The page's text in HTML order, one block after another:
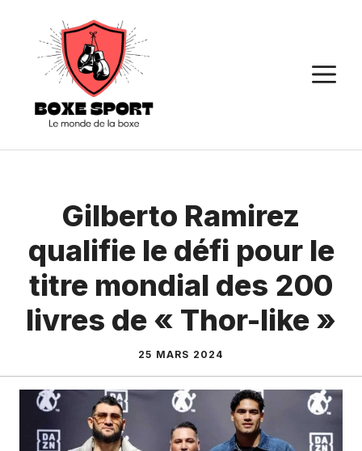
contenu
Gilberto Ramirez
qualifie le défi pour le
titre mondial des 200
livres de « Thor-like »
25 MARS 2024